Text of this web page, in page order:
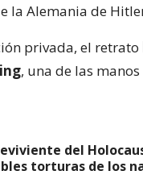
la Alemania de
privada, el retrato
, una de las
del
torturas de los